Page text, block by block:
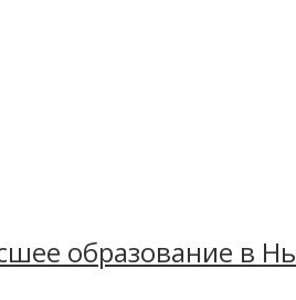
образование в